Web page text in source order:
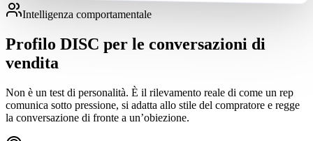
Intelligenza comportamentale
Profilo DISC per le conversazioni di
vendita
Non è un test di personalità. È il rilevamento reale di come un rep
comunica sotto pressione, si adatta allo stile del compratore e regge
la conversazione di fronte a un’obiezione.